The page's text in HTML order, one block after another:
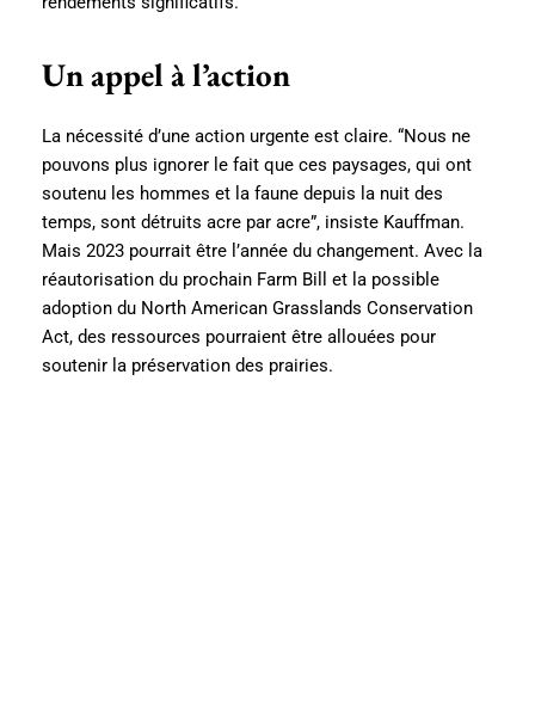
Un appel à l’action
La nécessité d’une action urgente est claire. “Nous ne
pouvons plus ignorer le fait que ces paysages, qui ont
soutenu les hommes et la faune depuis la nuit des
temps, sont détruits acre par acre”, insiste Kauffman.
Mais 2023 pourrait être l’année du changement. Avec la
réautorisation du prochain Farm Bill et la possible
adoption du North American Grasslands Conservation
Act, des ressources pourraient être allouées pour
soutenir la préservation des prairies.